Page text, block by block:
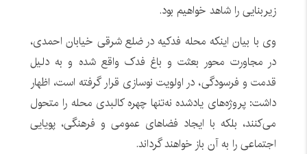
زیربنایی را شاهد خواهیم بود.
وی با بیان اینکه محله فدکیه در ضلع شرقی خیابان احمدی،
در مجاورت محور بعثت و باغ فدک واقع شده و به دلیل
قدمت و فرسودگی، در اولویت نوسازی قرار گرفته است، اظهار
داشت: پروژه‌های یادشده نه‌تنها چهره کالبدی محله را متحول
می‌کنند، بلکه با ایجاد فضاهای عمومی و فرهنگی، پویایی
اجتماعی را به آن باز خواهند گرداند.